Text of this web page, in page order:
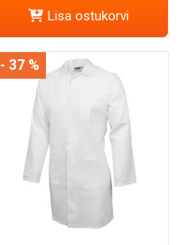
Lisa ostukorvi
- 37 %